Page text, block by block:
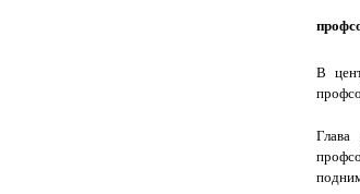
В
Глава